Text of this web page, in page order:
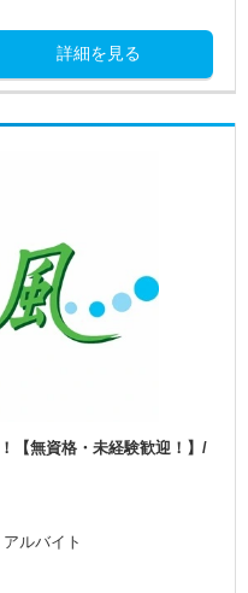
詳細を見る
【無資格・未経験歓迎！】/
ルバイト